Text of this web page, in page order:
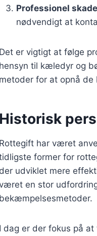
Professionel
nødvendigt at
Det er vigtigt at følge
hensyn til kæledyr og
metoder for at opnå de
Historisk
Rottegift har været
former for
der udviklet mere
en stor
bekæmpelsesmetoder.
I dag er der fokus på